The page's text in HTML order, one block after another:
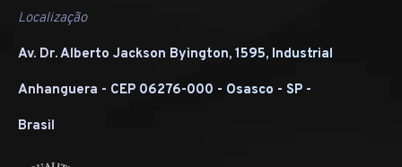
Localização
Av. Dr. Alberto Jackson Byington, 1595, Industrial
Anhanguera - CEP 06276-000 - Osasco - SP -
Brasil